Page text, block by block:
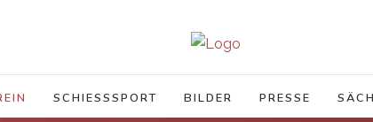
SCHIESSSPORT BILDER PRESSE